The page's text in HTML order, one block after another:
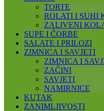
TORTE
ROLATI I SUHI
ZALIVENI
SUPE I ČORBE
SALATE I PRILOZI
ZIMNICA I SAVJETI
ZIMNICA I
ZAČINI
SAVJETI
NAMIRNICE
KUTAK
ZANIMLJIVOSTI